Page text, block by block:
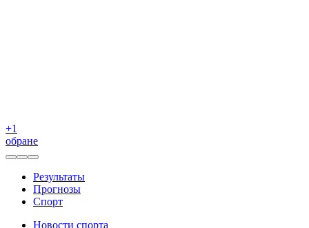
+1
обране
Результаты
Прогнозы
Спорт
Новости спорта